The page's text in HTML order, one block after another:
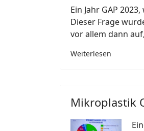
Ein Jahr GAP
Dieser Frage
vor allem dann
Weiterlesen
Mikroplastik